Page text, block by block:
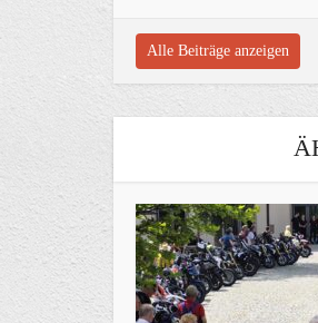
Alle Beiträge anzeigen